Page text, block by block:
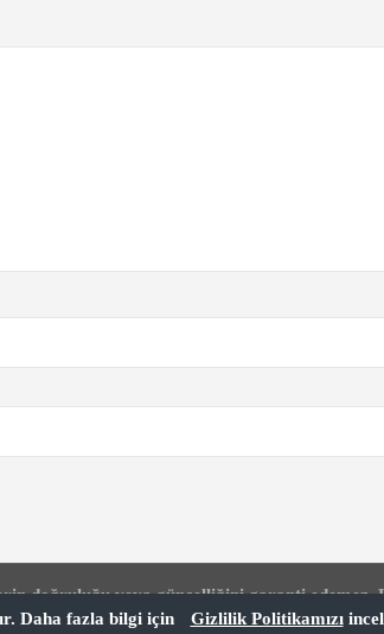
doğruluğu veya güncelliğini garanti
sorumlu değildir. Bu siteyi kullanarak
Daha fazla bilgi için Gizlilik Politikamızı